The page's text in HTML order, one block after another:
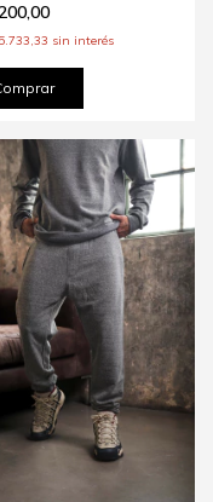
sin interés